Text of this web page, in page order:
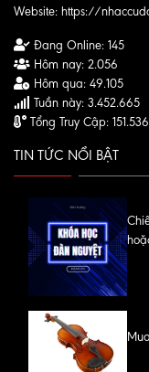
Website: https://
Đang Online: 145
Hôm nay: 2.056
Hôm qua: 49.105
Tuần này: 3.452.665
Tổng Truy Cập:
TIN TỨC NỔI BẬT